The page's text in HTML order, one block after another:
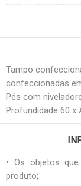
Tampo
confeccionadas
Pés com
Profundidade 60 x
• Os objetos
produto;